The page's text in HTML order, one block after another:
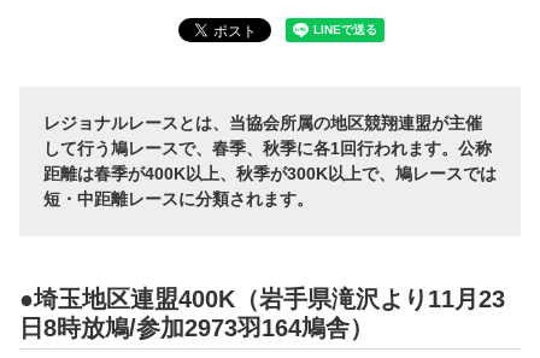
レジョナルレースとは、当協会所属の地区競翔連盟が主催
して行う鳩レースで、春季、秋季に各1回行われます。公称
距離は春季が400K以上、秋季が300K以上で、鳩レースでは
短・中距離レースに分類されます。
●埼玉地区連盟400K（岩手県滝沢より11月23
日8時放鳩/参加2973羽164鳩舎）